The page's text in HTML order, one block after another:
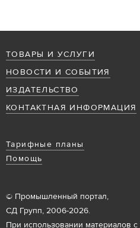
ТОВАРЫ И УСЛУГИ
НОВОСТИ И СОБЫТИЯ
ИЗДАТЕЛЬСТВО
КОНТАКТНАЯ ИНФОРМАЦИЯ
Тарифные планы
Помощь
© Промышленный портал,
СД Групп, 2006-2026.
При использовании материалов с